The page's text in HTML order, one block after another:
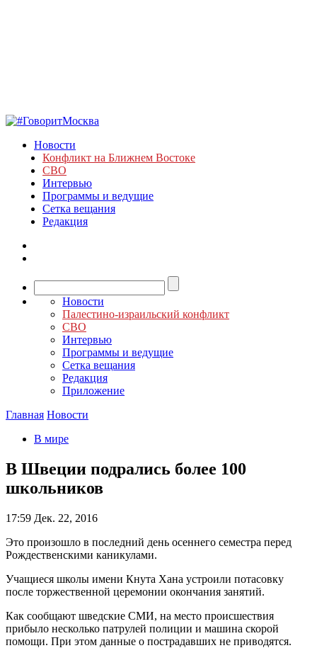
Новости
Конфликт на Ближнем Востоке
СВО
Интервью
Программы и ведущие
Сетка вещания
Редакция
Новости
Палестино-израильский конфликт
СВО
Интервью
Программы и ведущие
Сетка вещания
Редакция
Приложение
Главная Новости
В мире
В Швеции подрались более 100
школьников
17:59 Дек. 22, 2016
Это произошло в последний день осеннего семестра перед
Рождественскими каникулами.
Учащиеся школы имени Кнута Хана устроили потасовку
после торжественной церемонии окончания занятий.
Как сообщают шведские СМИ, на место происшествия
прибыло несколько патрулей полиции и машина скорой
помощи. При этом данные о пострадавших не приводятся.